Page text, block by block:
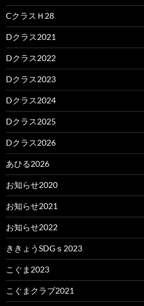
CクラスＨ28
Dクラス2021
Dクラス2022
Dクラス2023
Dクラス2024
Dクラス2025
Dクラス2026
あひる2026
お知らせ2020
お知らせ2021
お知らせ2022
ききょうSDGｓ2023
こぐま2023
こぐまクラブ2021